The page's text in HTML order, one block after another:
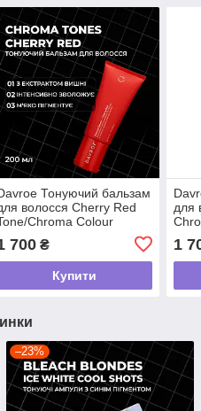
Тонуючий бальзам
волосся Cherry Red
Chroma Colour
,200ml
700₴
Купити
для
1
–23%